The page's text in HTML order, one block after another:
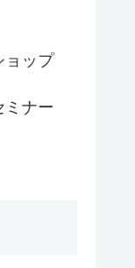
ョップ
ミナー